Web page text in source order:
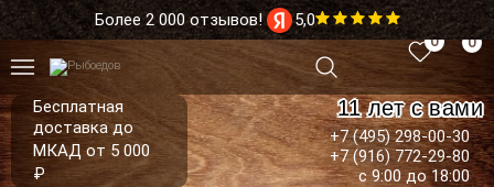
Более 2 000 отзывов! 5,0
Бесплатная
доставка до
МКАД от 5 000
₽
11 лет с вами
+7 (495) 298-00-30
+7 (916) 772-29-80
с 9:00 до 18:00
0 0